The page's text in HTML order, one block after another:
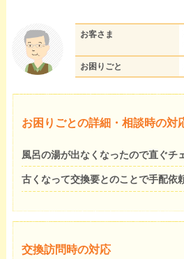
お客さま
お困りごと
お困りごとの詳細・相談時の対
風呂の湯が出なくなったので直ぐチ
古くなって交換要とのことで手配依
交換訪問時の対応